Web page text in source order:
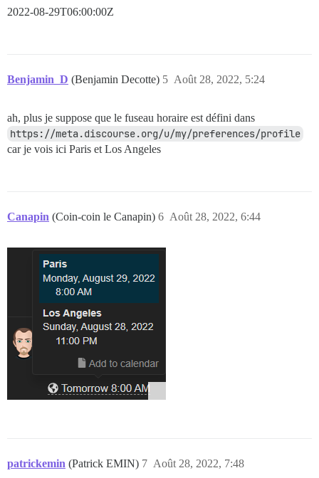
2022-08-29T06:00:00Z
Benjamin_D (Benjamin Decotte) Août 28, 2022, 5:24
5
ah, plus je suppose que le fuseau horaire est défini dans
https://meta.discourse.org/u/my/preferences/profile
car je vois ici Paris et Los Angeles
Canapin (Coin-coin le Canapin) Août 28, 2022, 6:44
6
patrickemin (Patrick EMIN) Août 28, 2022, 7:48
7